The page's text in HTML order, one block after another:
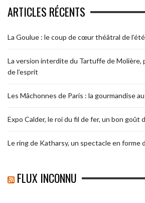
ARTICLES RÉCENTS
La Goulue : le coup de cœur théâtral de
La version interdite du Tartuffe de Molière,
de l’esprit
Les Mâchonnes de Paris : la gourmandise
Expo Calder, le roi du fil de fer, un bon goût
Le ring de Katharsy, un spectacle en forme
FLUX INCONNU